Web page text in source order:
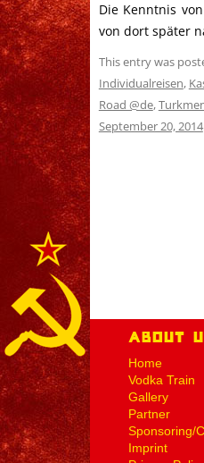
Die Kenntnis
von dort später
This entry was
Individualreisen,
Road @de,
September 20, 2014
About
Home
Vodka Train
Gallery
Partner
Sponsoring/
Imprint